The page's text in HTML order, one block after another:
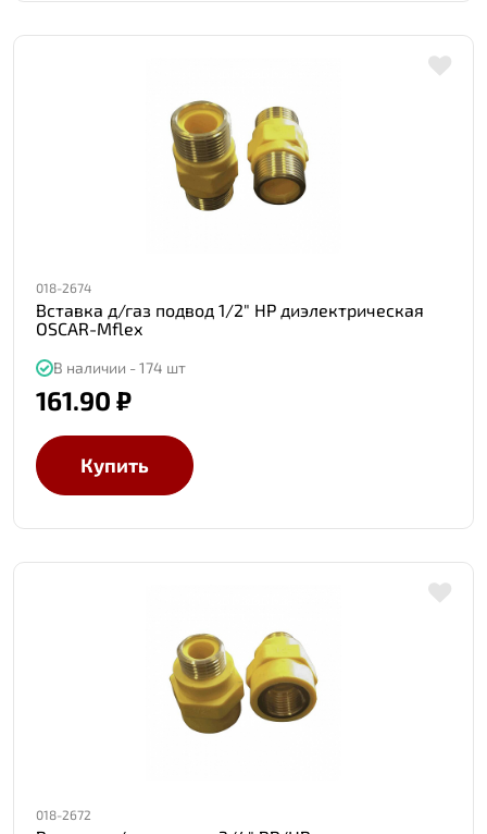
018-2674
Вставка д/газ подвод 1/2" НР диэлектрическая
OSCAR-Mflex
В наличии - 174 шт
161.90 ₽
Купить
018-2672